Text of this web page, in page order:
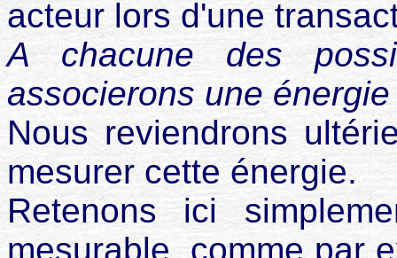
acteur lors d'une
A chacune des
associerons une
Nous reviendrons
mesurer cette énergie.
Retenons ici
mesurable, comme par